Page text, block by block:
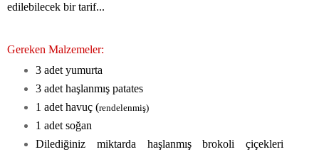
edilebilecek bir tarif...
Gereken Malzemeler:
3 adet yumurta
3 adet haşlanmış patates
1 adet havuç (rendelenmiş)
1 adet soğan
Dilediğiniz miktarda haşlanmış brokoli çiçekleri